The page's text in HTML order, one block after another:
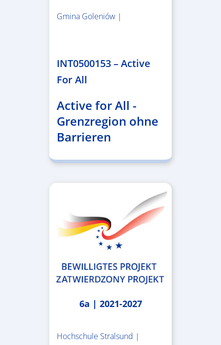
Gmina Goleniów |
INT0500153 – Active
For All
Active for All -
Grenzregion ohne
Barrieren
6a | 2021-2027
Hochschule Stralsund |